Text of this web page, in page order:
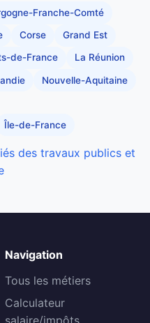
Franche-Comté
Corse Grand Est
de-France La Réunion
Nouvelle-Aquitaine
Île-de-France
des travaux publics et
Navigation
Tous les métiers
Calculateur
salaire/impôts